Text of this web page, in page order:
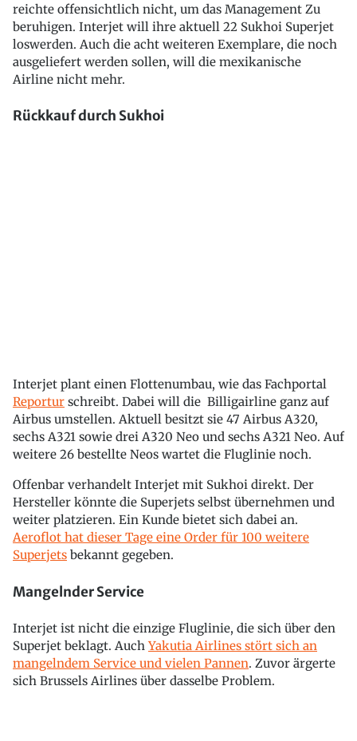
reichte offensichtlich nicht, um das Management Zu
beruhigen. Interjet will ihre aktuell 22 Sukhoi Superjet
loswerden. Auch die acht weiteren Exemplare, die noch
ausgeliefert werden sollen, will die mexikanische
Airline nicht mehr.
Rückkauf durch Sukhoi
Interjet plant einen Flottenumbau, wie das Fachportal
Reportur schreibt. Dabei will die Billigairline ganz auf
Airbus umstellen. Aktuell besitzt sie 47 Airbus A320,
sechs A321 sowie drei A320 Neo und sechs A321 Neo. Auf
weitere 26 bestellte Neos wartet die Fluglinie noch.
Offenbar verhandelt Interjet mit Sukhoi direkt. Der
Hersteller könnte die Superjets selbst übernehmen und
weiter platzieren. Ein Kunde bietet sich dabei an.
Aeroflot hat dieser Tage eine Order für 100 weitere
Superjets bekannt gegeben.
Mangelnder Service
Interjet ist nicht die einzige Fluglinie, die sich über den
Superjet beklagt. AuchYakutia Airlines stört sich an
mangelndem Service und vielen Pannen. Zuvor ärgerte
sich Brussels Airlines über dasselbe Problem.